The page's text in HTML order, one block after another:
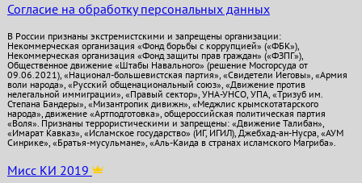
Согласие на обработку персональных данных
В России признаны экстремистскими и запрещены организации:
Некоммерческая организация «Фонд борьбы с коррупцией» («ФБК»),
Некоммерческая организация «Фонд защиты прав граждан» («ФЗПГ»),
Общественное движение «Штабы Навального» (решение Мосгорсуда от
09.06.2021), «Национал-большевистская партия», «Свидетели Иеговы», «Армия
воли народа», «Русский общенациональный союз», «Движение против
нелегальной иммиграции», «Правый сектор», УНА-УНСО, УПА, «Тризуб им.
Степана Бандеры», «Мизантропик дивижн», «Меджлис крымскотатарского
народа», движение «Артподготовка», общероссийская политическая партия
«Воля». Признаны террористическими и запрещены: «Движение Талибан»,
«Имарат Кавказ», «Исламское государство» (ИГ, ИГИЛ), Джебхад-ан-Нусра, «АУМ
Синрике», «Братья-мусульмане», «Аль-Каида в странах исламского Магриба».
Мисс КИ 2019